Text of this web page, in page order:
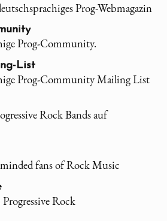
Prog-Webmagazin
Prog-Community.
List
Prog-Community Mailing List
Rock Bands auf
fans of Rock Music
Rock